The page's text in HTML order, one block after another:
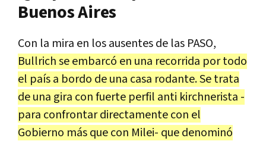
Buenos Aires
Con la mira en los ausentes de las PASO,
Bullrich se embarcó en una recorrida por todo
el país a bordo de una casa rodante. Se trata
de una gira con fuerte perfil anti kirchnerista -
para confrontar directamente con el
Gobierno más que con Milei- que denominó